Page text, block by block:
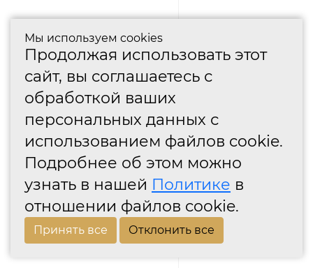
Мы используем cookies
Продолжая использовать этот
сайт, вы соглашаетесь с
обработкой ваших
персональных данных с
использованием файлов cookie.
Подробнее об этом можно
узнать в нашей Политике в
отношении файлов cookie.
Принять все Отклонить все